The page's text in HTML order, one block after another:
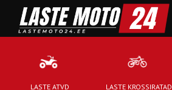
LASTE ATVD LASTE KROSSIRATAD